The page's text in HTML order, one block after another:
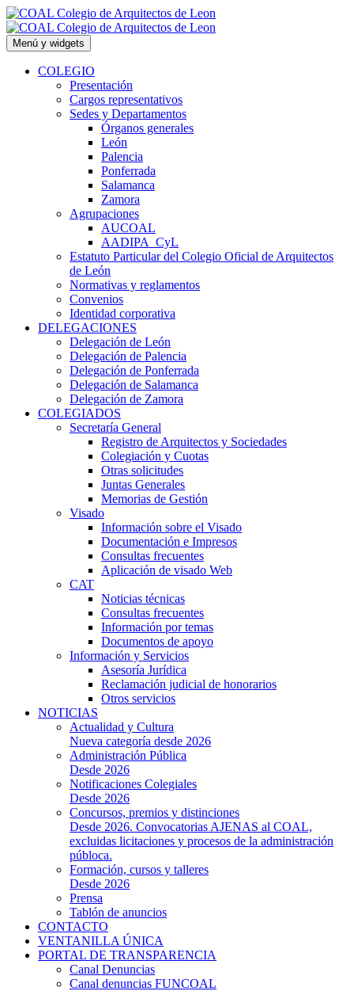
Saltar
al
contenido
Menú y widgets
COLEGIO
Presentación
Cargos representativos
Sedes y Departamentos
Órganos generales
León
Palencia
Ponferrada
Salamanca
Zamora
Agrupaciones
AUCOAL
AADIPA_CyL
Estatuto Particular del Colegio Oficial de Arquitectos
de León
Normativas y reglamentos
Convenios
Identidad corporativa
DELEGACIONES
Delegación de León
Delegación de Palencia
Delegación de Ponferrada
Delegación de Salamanca
Delegación de Zamora
COLEGIADOS
Secretaría General
Registro de Arquitectos y Sociedades
Colegiación y Cuotas
Otras solicitudes
Juntas Generales
Memorias de Gestión
Visado
Información sobre el Visado
Documentación e Impresos
Consultas frecuentes
Aplicación de visado Web
CAT
Noticias técnicas
Consultas frecuentes
Información por temas
Documentos de apoyo
Información y Servicios
Asesoría Jurídica
Reclamación judicial de honorarios
Otros servicios
NOTICIAS
Actualidad y Cultura
Nueva categoría desde 2026
Administración Pública
Desde 2026
Notificaciones Colegiales
Desde 2026
Concursos, premios y distinciones
Desde 2026. Convocatorias AJENAS al COAL,
excluidas licitaciones y procesos de la administración
públoca.
Formación, cursos y talleres
Desde 2026
Prensa
Tablón de anuncios
CONTACTO
VENTANILLA ÚNICA
PORTAL DE TRANSPARENCIA
Canal Denuncias
Canal denuncias FUNCOAL